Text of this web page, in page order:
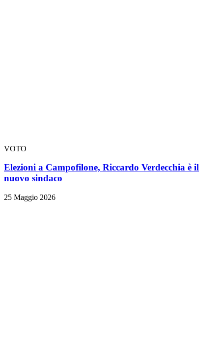
VOTO
Elezioni a Campofilone, Riccardo Verdecchia è il
nuovo sindaco
25 Maggio 2026